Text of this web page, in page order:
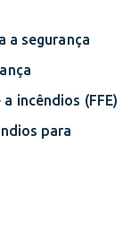
a segurança
incêndios (FFE)
para